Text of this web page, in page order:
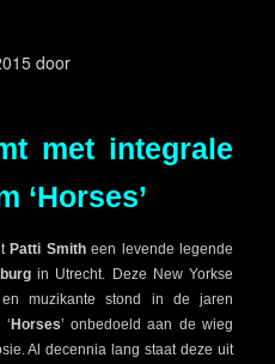
door
met integrale
‘Horses’
Patti Smitheen levende legende
in Utrecht. Deze New Yorkse
en muzikante stond in de jaren
Horses’ onbedoeld aan de wieg
Al decennia lang staat deze uit